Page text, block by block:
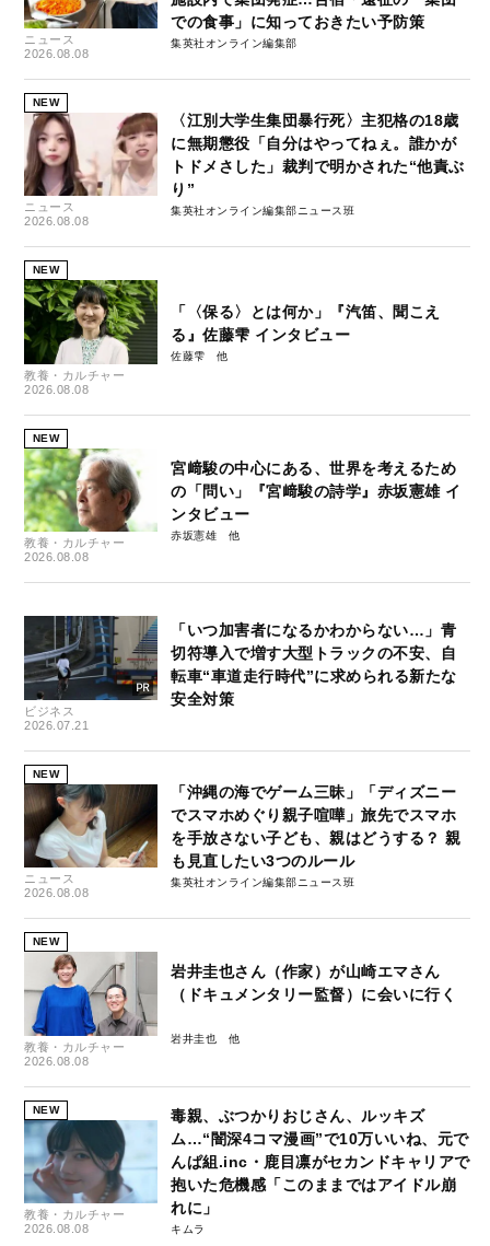
ニュース
2026.08.08
での食事」に知っておきたい予防策
集英社オンライン編集部
NEW
ニュース
2026.08.08
〈江別大学生集団暴行死〉主犯格の18歳
に無期懲役「自分はやってねぇ。誰かが
トドメさした」裁判で明かされた“他責ぶ
り”
集英社オンライン編集部ニュース班
NEW
教養・カルチャー
2026.08.08
「〈保る〉とは何か」『汽笛、聞こえ
る』佐藤雫 インタビュー
佐藤雫
NEW
教養・カルチャー
2026.08.08
宮﨑駿の中心にある、世界を考えるため
の「問い」『宮﨑駿の詩学』赤坂憲雄 イ
ンタビュー
赤坂憲雄
ビジネス
2026.07.21
「いつ加害者になるかわからない…」青
切符導入で増す大型トラックの不安、自
転車“車道走行時代”に求められる新たな
安全対策
NEW
ニュース
2026.08.08
「沖縄の海でゲーム三昧」「ディズニー
でスマホめぐり親子喧嘩」旅先でスマホ
を手放さない子ども、親はどうする？ 親
も見直したい3つのルール
集英社オンライン編集部ニュース班
NEW
教養・カルチャー
2026.08.08
岩井圭也さん（作家）が山崎エマさん
（ドキュメンタリー監督）に会いに行く
岩井圭也
NEW
教養・カルチャー
2026.08.08
毒親、ぶつかりおじさん、ルッキズ
ム…“闇深4コマ漫画”で10万いいね、元で
んぱ組.inc・鹿目凛がセカンドキャリアで
抱いた危機感「このままではアイドル崩
れに」
キムラ